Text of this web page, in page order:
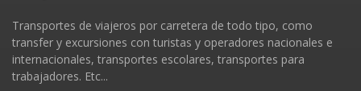
Transportes de viajeros por carretera de todo tipo, como
transfer y excursiones con turistas y operadores nacionales e
internacionales, transportes escolares, transportes para
trabajadores. Etc...